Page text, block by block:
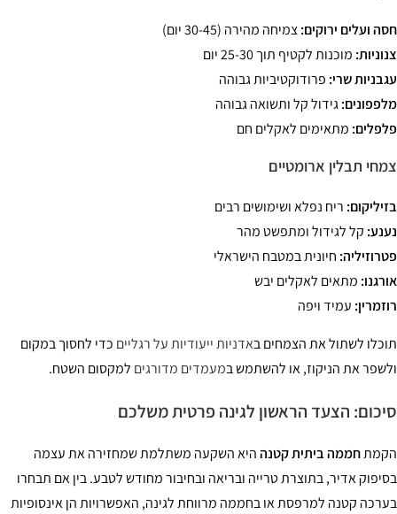
ועלים ירוקים:צמיחה מהירה (30-45 יום)
מוכנות לקטיף תוך 25-30 יום
שרי:פרודוקטיביות גבוהה
גידול קל ותשואה גבוהה
מתאימים לאקלים חם
תבלין ארומטיים
ריח נפלא ושימושים רבים
קל לגידול ומתפשט מהר
חיונית במטבח הישראלי
מתאים לאקלים יבש
עמיד ויפה
לשתול את הצמחים באדניות ייעודיות על רגלייםכדי לחסוך במקום
את הניקוז, או להשתמש במעמדים מדורגיםלמקסום השטח.
הצעד הראשון לגינה פרטית משלכם
חממה ביתית קטנההיא השקעה משתלמת שמחזירה את עצמה
אדיר, בתוצרת טרייה ובריאה ובחיבור מחודש לטבע. בין אם תבחרו
קטנה למרפסת או בחממה מרווחת לגינה, האפשרויות הן אינסופיות